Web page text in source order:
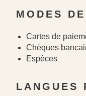
MODES
Cartes de
Chèques
Espèces
LANGUES